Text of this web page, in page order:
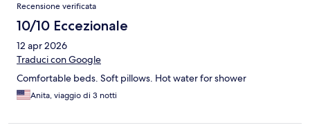
Recensione verificata
10/10 Eccezionale
12 apr 2026
Traduci con Google
Comfortable beds. Soft pillows. Hot water for shower
Anita, viaggio di 3 notti